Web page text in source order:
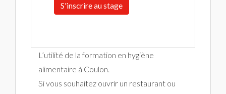
S'inscrire au stage
L’utilité de la formation en hygiène
alimentaire à Coulon.
Si vous souhaitez ouvrir un restaurant ou